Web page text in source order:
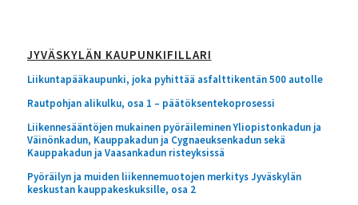
JYVÄSKYLÄN KAUPUNKIFILLARI
Liikuntapääkaupunki, joka pyhittää asfalttikentän 500 autolle
Rautpohjan alikulku, osa 1 – päätöksentekoprosessi
Liikennesääntöjen mukainen pyöräileminen Yliopistonkadun ja
Väinönkadun, Kauppakadun ja Cygnaeuksenkadun sekä
Kauppakadun ja Vaasankadun risteyksissä
Pyöräilyn ja muiden liikennemuotojen merkitys Jyväskylän
keskustan kauppakeskuksille, osa 2